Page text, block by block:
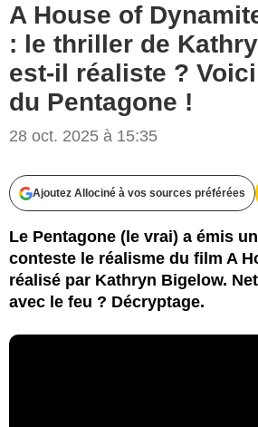
A House of
: le thriller de
est-il réaliste ?
du Pentagone !
28 oct. 2025 à 15:35
Ajoutez Allociné à vos sources préférées
Le Pentagone (le vrai) a émis
conteste le réalisme du film A
réalisé par Kathryn Bigelow.
avec le feu ? Décryptage.